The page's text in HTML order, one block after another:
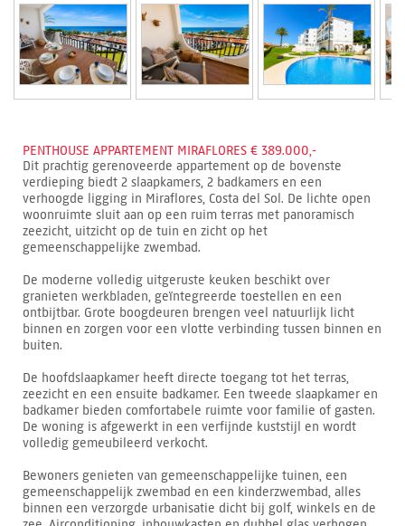
PENTHOUSE APPARTEMENT MIRAFLORES € 389.000,-
Dit prachtig gerenoveerde appartement op de bovenste
verdieping biedt 2 slaapkamers, 2 badkamers en een
verhoogde ligging in Miraflores, Costa del Sol. De lichte open
woonruimte sluit aan op een ruim terras met panoramisch
zeezicht, uitzicht op de tuin en zicht op het
gemeenschappelijke zwembad.
De moderne volledig uitgeruste keuken beschikt over
granieten werkbladen, geïntegreerde toestellen en een
ontbijtbar. Grote boogdeuren brengen veel natuurlijk licht
binnen en zorgen voor een vlotte verbinding tussen binnen en
buiten.
De hoofdslaapkamer heeft directe toegang tot het terras,
zeezicht en een ensuite badkamer. Een tweede slaapkamer en
badkamer bieden comfortabele ruimte voor familie of gasten.
De woning is afgewerkt in een verfijnde kuststijl en wordt
volledig gemeubileerd verkocht.
Bewoners genieten van gemeenschappelijke tuinen, een
gemeenschappelijk zwembad en een kinderzwembad, alles
binnen een verzorgde urbanisatie dicht bij golf, winkels en de